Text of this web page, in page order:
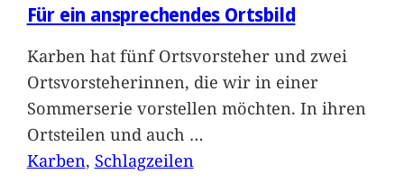
Für ein ansprechendes Ortsbild
Karben hat fünf Ortsvorsteher und zwei
Ortsvorsteherinnen, die wir in einer
Sommerserie vorstellen möchten. In ihren
Ortsteilen und auch …
Karben, Schlagzeilen